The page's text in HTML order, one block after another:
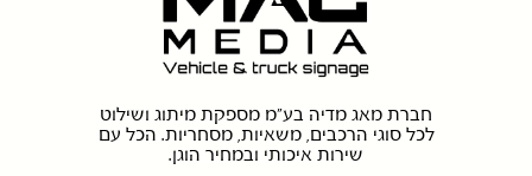
חברת מאג מדיה בע"מ מספקת מיתוג ושילוט
לכל סוגי הרכבים, משאיות, מסחריות. הכל עם
שירות איכותי ובמחיר הוגן.